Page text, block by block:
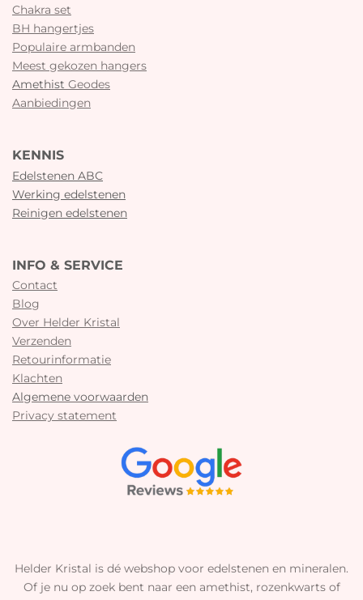
Chakra set
BH hangertjes
Populaire armbanden
Meest gekozen hangers
Amethist Geodes
Aanbiedingen
KENNIS
Edelstenen ABC
Werking edelstenen
Reinigen edelstenen
INFO & SERVICE
Contact
Blog
Over Helder Kristal
Verzenden
Retourinformatie
Klachten
Algemene voorwaarden
Privacy statement
Helder Kristal is dé webshop voor edelstenen en mineralen.
Of je nu op zoek bent naar een amethist, rozenkwarts of